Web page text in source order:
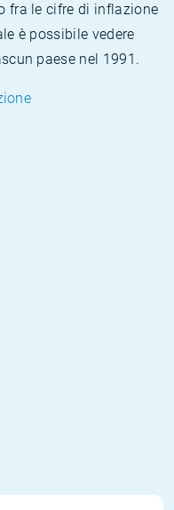
fra le cifre di inflazione
è possibile vedere
paese nel 1991.